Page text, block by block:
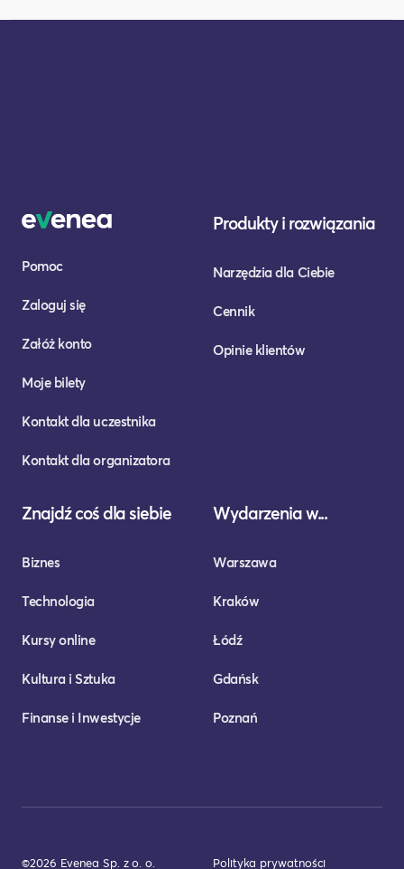
Pomoc
Zaloguj się
Załóż konto
Moje bilety
Kontakt dla uczestnika
Kontakt dla organizatora
Produkty i rozwiązania
Narzędzia dla Ciebie
Cennik
Opinie klientów
Znajdź coś dla siebie
Biznes
Technologia
Kursy online
Kultura i Sztuka
Finanse i Inwestycje
Wydarzenia w...
Warszawa
Kraków
Łódź
Gdańsk
Poznań
©2026 Evenea Sp. z o. o. Polityka prywatności